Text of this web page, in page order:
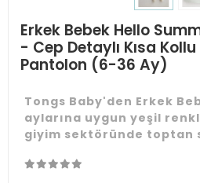
Erkek Bebek Hello
- Cep Detaylı Kısa
Pantolon (6-36 Ay)
Tongs Baby'den Erkek
aylarına uygun yeşil
giyim sektöründe toptan